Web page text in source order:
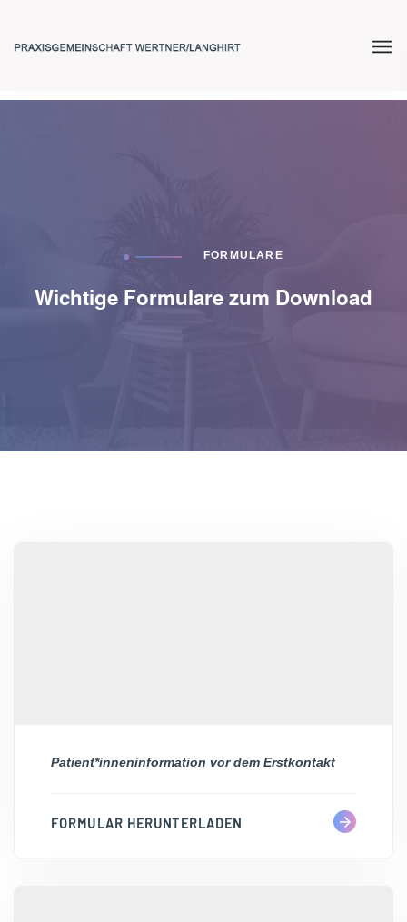
FORMULARE
Wichtige Formulare zum Download
Patient*inneninformation vor dem Erstkontakt
FORMULAR HERUNTERLADEN